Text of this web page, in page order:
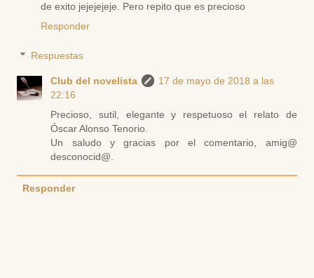
de exito jejejejeje. Pero repito que es precioso
Responder
Respuestas
Club del novelista
17 de mayo de 2018 a las
22:16
Precioso, sutil, elegante y respetuoso el relato de
Óscar Alonso Tenorio.
Un saludo y gracias por el comentario, amig@
desconocid@.
Responder